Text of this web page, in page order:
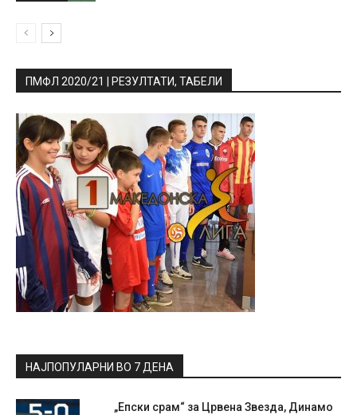
ПМФЛ 2020/21 | РЕЗУЛТАТИ, ТАБЕЛИ
НАЈПОПУЛАРНИ ВО 7 ДЕНА
„Епски срам“ за Црвена Звезда, Динамо